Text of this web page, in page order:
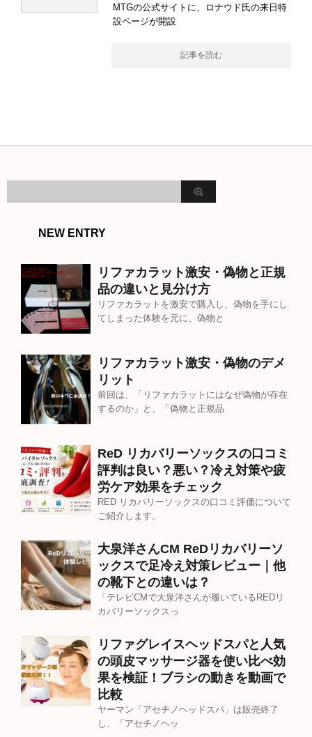
MTGの公式サイトに、ロナウド氏の来日特
設ページが開設
記事を読む
NEW ENTRY
リファカラット激安・偽物と正規
品の違いと見分け方
リファカラットを激安で購入し、偽物を手にし
てしまった体験を元に、偽物と
リファカラット激安・偽物のデメ
リット
前回は、「リファカラットにはなぜ偽物が存在
するのか」と、「偽物と正規品
ReD リカバリーソックスの口コミ
評判は良い？悪い？冷え対策や疲
労ケア効果をチェック
RED リカバリーソックスの口コミ評価について
ご紹介します。
大泉洋さんCM ReDリカバリーソ
ックスで足冷え対策レビュー｜他
の靴下との違いは？
「テレビCMで大泉洋さんが履いているREDリ
カバリーソックスっ
リファグレイスヘッドスパと人気
の頭皮マッサージ器を使い比べ効
果を検証！ブラシの動きを動画で
比較
ヤーマン「アセチノヘッドスパ」は販売終了
し、「アセチノヘッ